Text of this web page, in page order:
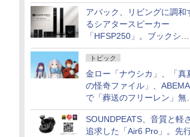
アバック、リビングに調和
るシアタースピーカー
「HFSP250」。ブックシェ
ルフはペア3万円以下
トピック
金ロー「ナウシカ」、「真
の怪奇ファイル」、ABEMA
で「葬送のフリーレン」無料
配信など。夏の特番・配信
報
SOUNDPEATS、音質と軽さ
追求した「Air6 Pro」。先